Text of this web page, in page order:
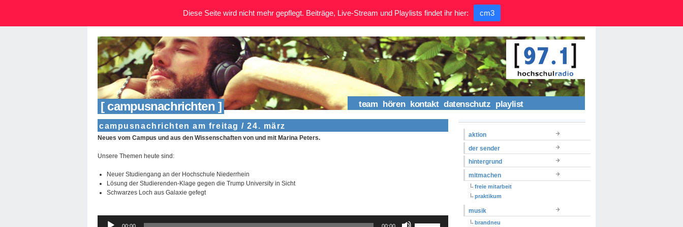
[ campusnachrichten ] team hören kontakt datenschutz playlist
campusnachrichten am freitag / 24. märz
Neues vom Campus und aus den Wissenschaften von und mit Marina Peters.
Unsere Themen heute sind:
Neuer Studiengang an der Hochschule Niederrhein
Lösung der Studierenden-Klage gegen die Trump University in Sicht
Schwarzes Loch aus Galaxie gefegt
Audio-
aktion
der sender
hintergrund
mitmachen
freie mitarbeit
praktikum
musik
brandneu
Diese Seite wird nicht mehr gepflegt. Beiträge, Live-Stream und Playlists findet ihr hier: cm3